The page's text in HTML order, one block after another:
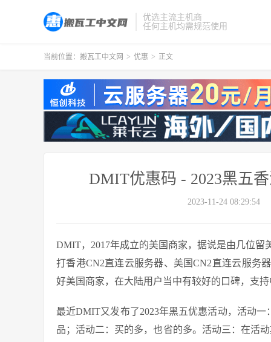
优选主流主机商
任何主机均需规范使用
当前位置： 搬瓦工中文网 > 优惠 > 正文
DMIT优惠码 - 2023黑五
2023-11-24 08:29:54
DMIT，2017年成立的美国商家，据说是由几位
打香港CN2直连云服务器、美国CN2直连云服务
好美国商家，在大陆用户当中有较好的口碑，支
最近DMIT又发布了2023年黑五优惠活动，活动
品；活动二：买的多，也省的多。活动三：在活